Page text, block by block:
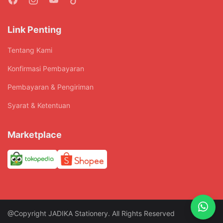
halaman
Link Penting
Tentang Kami
Konfirmasi Pembayaran
Pembayaran & Pengiriman
Syarat & Ketentuan
Marketplace
@Copyright JADIKA Stationery. All Rights Reserved